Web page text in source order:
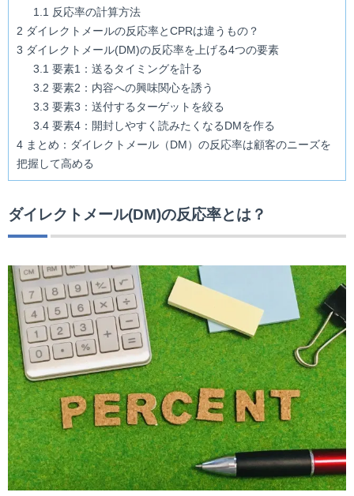
1.1 反応率の計算方法
2 ダイレクトメールの反応率とCPRは違うもの？
3 ダイレクトメール(DM)の反応率を上げる4つの要素
3.1 要素1：送るタイミングを計る
3.2 要素2：内容への興味関心を誘う
3.3 要素3：送付するターゲットを絞る
3.4 要素4：開封しやすく読みたくなるDMを作る
4 まとめ：ダイレクトメール（DM）の反応率は顧客のニーズを
把握して高める
ダイレクトメール(DM)の反応率とは？